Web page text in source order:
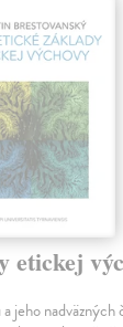
etickej
jeho nadväzných